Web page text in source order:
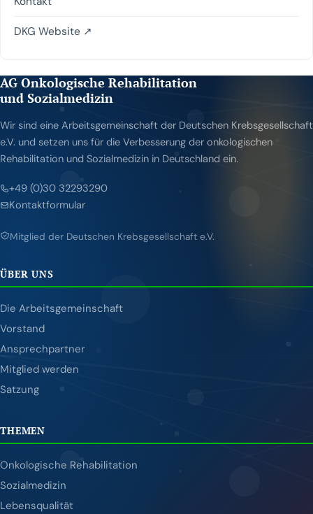
DKG Website ↗
AG Onkologische Rehabilitation
und Sozialmedizin
Wir sind eine Arbeitsgemeinschaft der Deutschen Krebsgesellschaft
e.V. und setzen uns für die Verbesserung der onkologischen
Rehabilitation und Sozialmedizin in Deutschland ein.
+49 (0)30 32293290
Kontaktformular
Mitglied der Deutschen Krebsgesellschaft e.V.
ÜBER UNS
Die Arbeitsgemeinschaft
Vorstand
Ansprechpartner
Mitglied werden
Satzung
THEMEN
Onkologische Rehabilitation
Sozialmedizin
Lebensqualität